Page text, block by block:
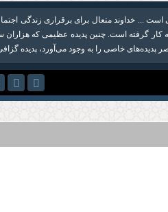
است ... خداوند متعال برای برقراری زندگی
کار گرفته است. چنین پدیده عظیمی که
پدیده‌های خاصی را به وجود می‌آورد، پدیده